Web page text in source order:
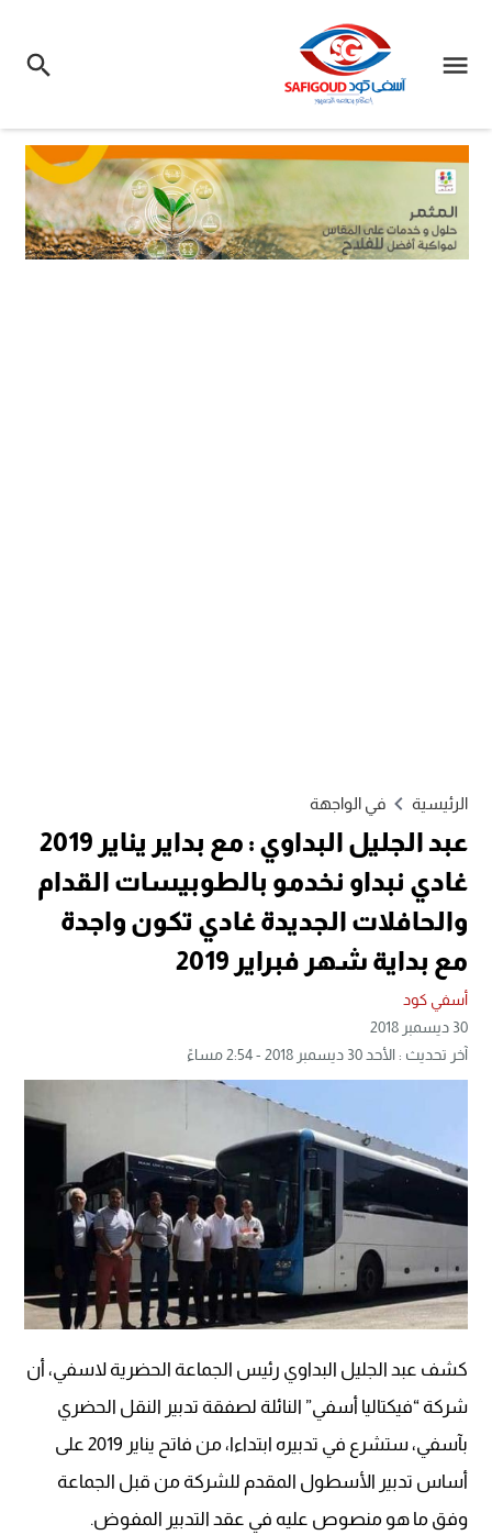
الرئيسية في الواجهة
عبد الجليل البداوي : مع بداير يناير 2019
غادي نبداو نخدمو بالطوبيسات القدام
والحافلات الجديدة غادي تكون واجدة
مع بداية شهر فبراير 2019
أسفي كود
30 ديسمبر 2018
آخر تحديث : الأحد 30 ديسمبر 2018 - 2:54 مساءً
كشف عبد الجليل البداوي رئيس الجماعة الحضرية لاسفي، أن
شركة “فيكتاليا أسفي” النائلة لصفقة تدبير النقل الحضري
بآسفي، ستشرع في تدبيره ابتداءا، من فاتح يناير 2019 على
أساس تدبير الأسطول المقدم للشركة من قبل الجماعة
وفق ما هو منصوص عليه في عقد التدبير المفوض.